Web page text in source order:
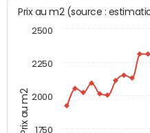
Prix au m2
Prix au m2 (source :
1750
2000
2250
2500